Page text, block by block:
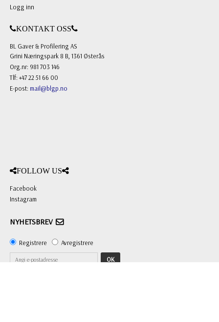
Logg inn
KONTAKT OSS
BL Gaver & Profilering AS
Grini Næringspark 8 B, 1361 Østerås
Org.nr: 981 703 146
Tlf: +47 22 51 66 00
E-post: mail@blgp.no
FOLLOW US
Facebook
Instagram
NYHETSBREV
Registrere Avregistrere
OK